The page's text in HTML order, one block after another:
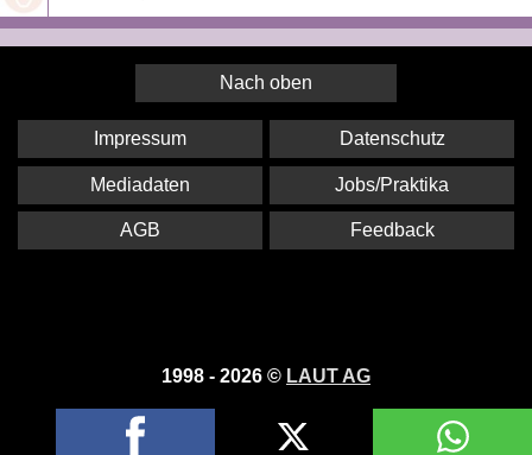
Nach oben
1998 - 2026 © LAUT AG
Impressum Datenschutz
Mediadaten Jobs/Praktika
AGB Feedback